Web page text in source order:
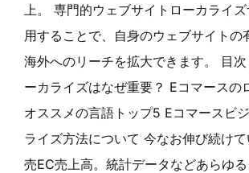
上。 専門的ウェブサイトローカライ
用することで、自身のウェブサイトの
海外へのリーチを拡大できます。 目
ーカライズはなぜ重要？ Eコマースの
オススメの言語トップ5 Eコマースビ
ライズ方法について 今なお伸び続け
売EC売上高。統計データなどあらゆ